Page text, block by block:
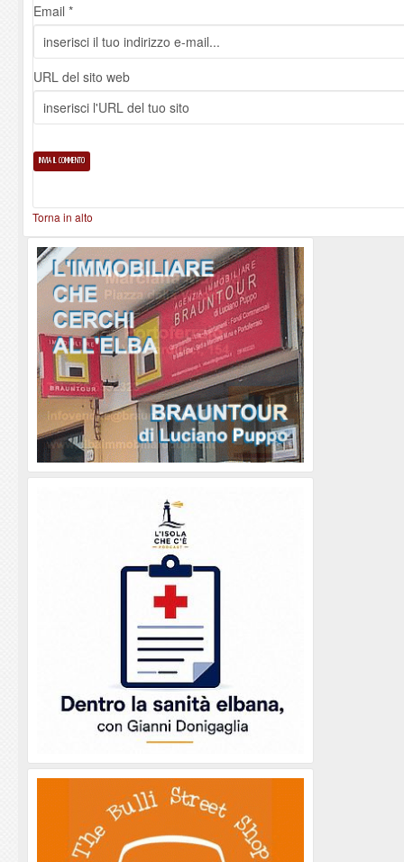
Email *
URL del sito web
Torna in alto